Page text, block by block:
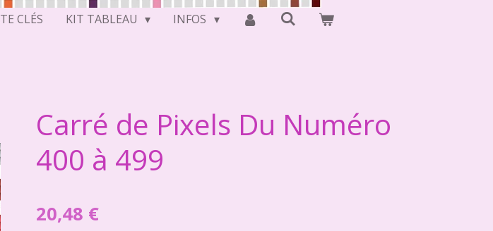
CLÉS KIT TABLEAU INFOS
Carré de Pixels Du Numéro
400 à 499
20,48 €